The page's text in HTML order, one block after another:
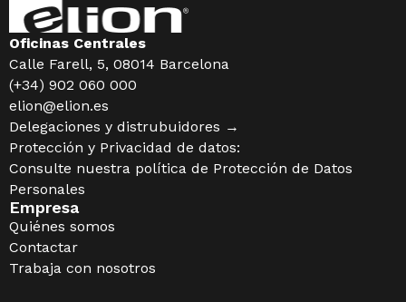
Oficinas Centrales
Calle Farell, 5, 08014 Barcelona
(+34) 902 060 000
elion@elion.es
Delegaciones y distrubuidores →
Protección y Privacidad de datos:
Consulte nuestra política de Protección de Datos
Personales
Empresa
Quiénes somos
Contactar
Trabaja con nosotros